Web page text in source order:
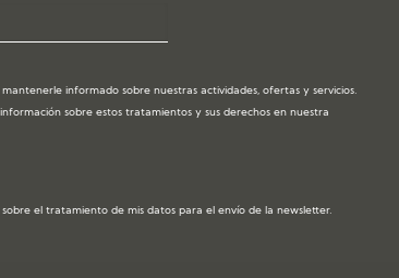
informado sobre nuestras actividades, ofertas y servicios.
sobre estos tratamientos y sus derechos en nuestra
sobre el tratamiento de mis datos para el envío de la newsletter.